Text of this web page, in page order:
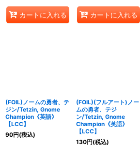
カートに入れる カートに入れる
(FOIL)ノームの勇者、テ
ジン/Tetzin, Gnome
Champion《英語》
【LCC】
90円(税込)
(FOIL)(フルアート)ノー
ムの勇者、テジ
ン/Tetzin, Gnome
Champion《英語》
【LCC】
130円(税込)